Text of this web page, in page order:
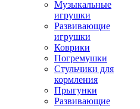
Музыкальные
игрушки
Развивающие
игрушки
Коврики
Погремушки
Стульчики для
кормления
Прыгунки
Развивающие